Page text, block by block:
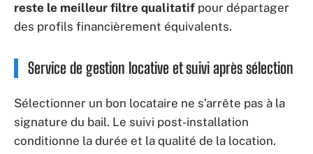
reste le meilleur filtre qualitatif pour départager
des profils financièrement équivalents.
Service de gestion locative et suivi après sélection
Sélectionner un bon locataire ne s’arrête pas à la
signature du bail. Le suivi post-installation
conditionne la durée et la qualité de la location.